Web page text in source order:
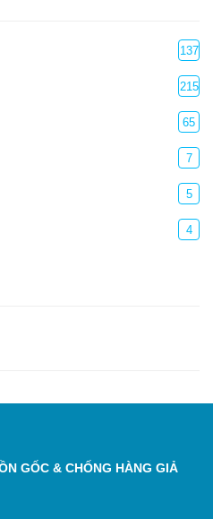
137
215
65
7
5
4
GỐC & CHỐNG HÀNG GIẢ